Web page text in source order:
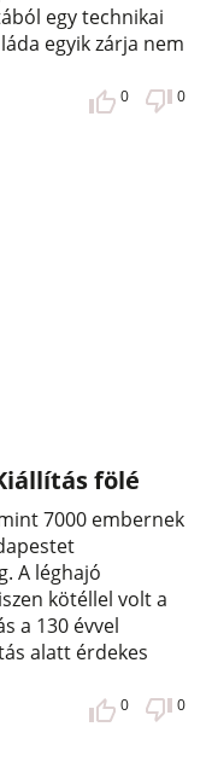
egy technikai
egyik zárja nem
0 0
fölé
7000 embernek
A léghajó
kötéllel volt a
a 130 évvel
alatt érdekes
0 0